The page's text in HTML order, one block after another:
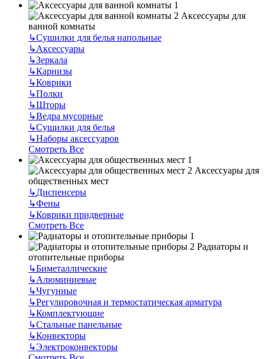
Аксессуары для
ванной комнаты
↳Сушилки для белья напольные
↳Аксессуары
↳Зеркала
↳Карнизы
↳Коврики
↳Полки
↳Шторы
↳Ведра мусорные
↳Сушилки для белья
↳Наборы аксессуаров
Смотреть Все
Аксессуары для
общественных мест
↳Диспенсеры
↳Фены
↳Коврики придверные
Смотреть Все
Радиаторы и
отопительные приборы
↳Биметаллические
↳Алюминиевые
↳Чугунные
↳Регулировочная и термостатическая арматура
↳Комплектующие
↳Стальные панельные
↳Конвекторы
↳Электроконвекторы